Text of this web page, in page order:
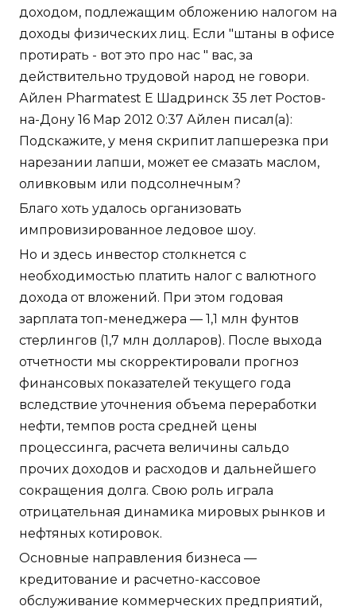
доходом, подлежащим обложению налогом на
доходы физических лиц. Если "штаны в офисе
протирать - вот это про нас " вас, за
действительно трудовой народ не говори.
Айлен Pharmatest E Шадринск 35 лет Ростов-
на-Дону 16 Мар 2012 0:37 Айлен писал(а):
Подскажите, у меня скрипит лапшерезка при
нарезании лапши, может ее смазать маслом,
оливковым или подсолнечным?
Благо хоть удалось организовать
импровизированное ледовое шоу.
Но и здесь инвестор столкнется с
необходимостью платить налог с валютного
дохода от вложений. При этом годовая
зарплата топ-менеджера — 1,1 млн фунтов
стерлингов (1,7 млн долларов). После выхода
отчетности мы скорректировали прогноз
финансовых показателей текущего года
вследствие уточнения объема переработки
нефти, темпов роста средней цены
процессинга, расчета величины сальдо
прочих доходов и расходов и дальнейшего
сокращения долга. Свою роль играла
отрицательная динамика мировых рынков и
нефтяных котировок.
Основные направления бизнеса —
кредитование и расчетно-кассовое
обслуживание коммерческих предприятий,